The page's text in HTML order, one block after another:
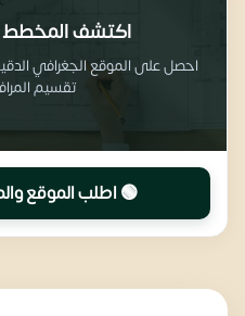
اكتشف المخطط
تقسيم
🟢 اطلب الموقع